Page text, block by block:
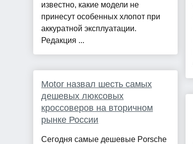
известно, какие модели не
принесут особенных хлопот при
аккуратной эксплуатации.
Редакция ...
Motor назвал шесть самых
дешевых люксовых
кроссоверов на вторичном
рынке России
Сегодня самые дешевые Porsche